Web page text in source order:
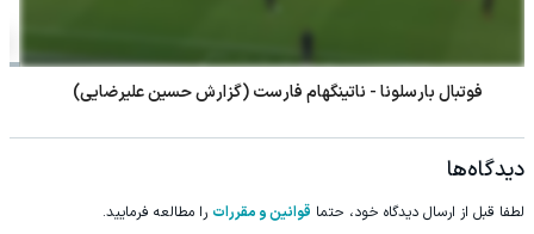
فوتبال ناپولی - سلتاویگو
دیدگاه‌ها
لطفا قبل از ارسال دیدگاه خود، حتما قوانین و مقررات را مطالعه فرمایید.